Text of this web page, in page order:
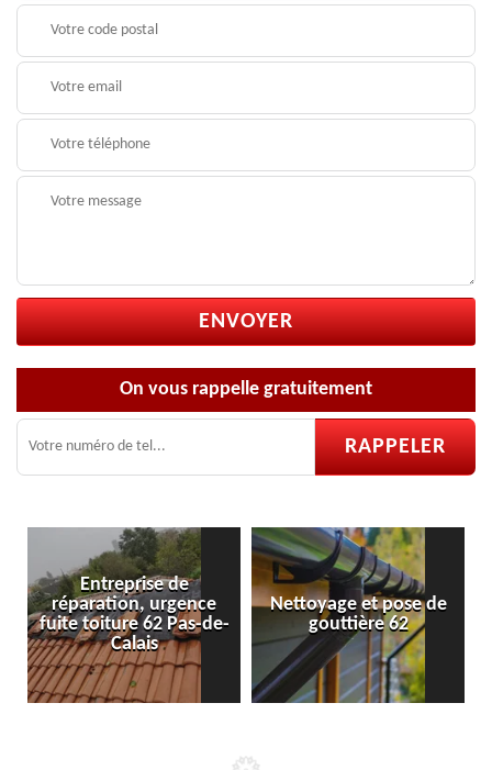
On vous rappelle gratuitement
Entreprise de
réparation, urgence
fuite toiture 62 Pas-de-
Calais
Nettoyage et pose de
gouttière 62